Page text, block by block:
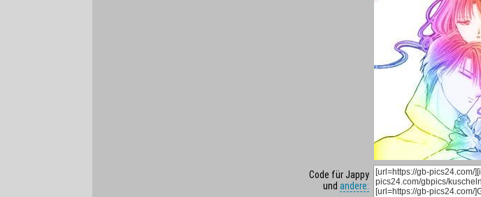
Code für Jappy
und andere: